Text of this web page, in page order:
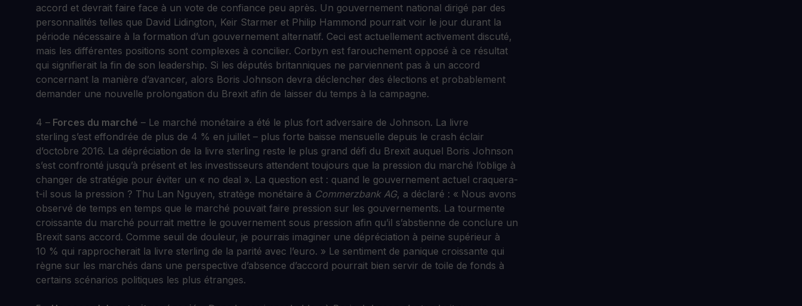
accord et devrait faire face à un vote de confiance peu après. Un gouvernement national dirigé par des
personnalités telles que David Lidington, Keir Starmer et Philip Hammond pourrait voir le jour durant la
période nécessaire à la formation d’un gouvernement alternatif. Ceci est actuellement activement discuté,
mais les différentes positions sont complexes à concilier. Corbyn est farouchement opposé à ce résultat
qui signifierait la fin de son leadership. Si les députés britanniques ne parviennent pas à un accord
concernant la manière d’avancer, alors Boris Johnson devra déclencher des élections et probablement
demander une nouvelle prolongation du Brexit afin de laisser du temps à la campagne.
4 – Forces du marché – Le marché monétaire a été le plus fort adversaire de Johnson. La livre
sterling s’est effondrée de plus de 4 % en juillet – plus forte baisse mensuelle depuis le crash éclair
d’octobre 2016. La dépréciation de la livre sterling reste le plus grand défi du Brexit auquel Boris Johnson
s’est confronté jusqu’à présent et les investisseurs attendent toujours que la pression du marché l’oblige à
changer de stratégie pour éviter un « no deal ». La question est : quand le gouvernement actuel craquera-
t-il sous la pression ? Thu Lan Nguyen, stratège monétaire à Commerzbank AG, a déclaré : « Nous avons
observé de temps en temps que le marché pouvait faire pression sur les gouvernements. La tourmente
croissante du marché pourrait mettre le gouvernement sous pression afin qu’il s’abstienne de conclure un
Brexit sans accord. Comme seuil de douleur, je pourrais imaginer une dépréciation à peine supérieur à
10 % qui rapprocherait la livre sterling de la parité avec l’euro. » Le sentiment de panique croissante qui
règne sur les marchés dans une perspective d’absence d’accord pourrait bien servir de toile de fonds à
certains scénarios politiques les plus étranges.